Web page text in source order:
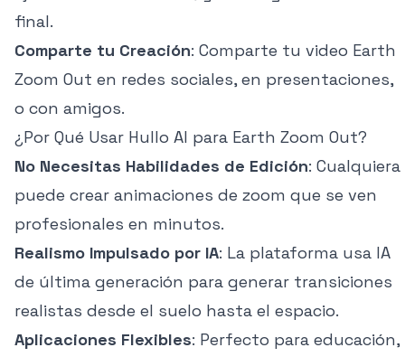
final.
Comparte tu Creación: Comparte tu video Earth
Zoom Out en redes sociales, en presentaciones,
o con amigos.
¿Por Qué Usar Hullo AI para Earth Zoom Out?
No Necesitas Habilidades de Edición: Cualquiera
puede crear animaciones de zoom que se ven
profesionales en minutos.
Realismo Impulsado por IA: La plataforma usa IA
de última generación para generar transiciones
realistas desde el suelo hasta el espacio.
Aplicaciones Flexibles: Perfecto para educación,